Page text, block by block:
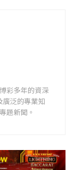
彩多年的資深
廣泛的專業知
題新聞。